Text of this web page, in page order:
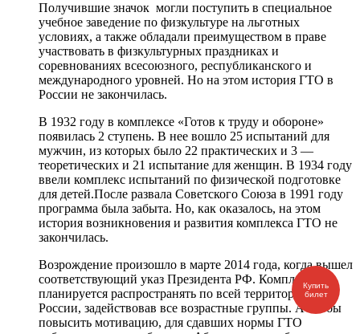
Получившие значок могли поступить в специальное
учебное заведение по физкультуре на льготных
условиях, а также обладали преимуществом в праве
участвовать в физкультурных праздниках и
соревнованиях всесоюзного, республиканского и
международного уровней. Но на этом история ГТО в
России не закончилась.
В 1932 году в комплексе «Готов к труду и обороне»
появилась 2 ступень. В нее вошло 25 испытаний для
мужчин, из которых было 22 практических и 3 —
теоретических и 21 испытание для женщин. В 1934 году
ввели комплекс испытаний по физической подготовке
для детей.После развала Советского Союза в 1991 году
программа была забыта. Но, как оказалось, на этом
история возникновения и развития комплекса ГТО не
закончилась.
Возрождение произошло в марте 2014 года, когда вышел
соответствующий указ Президента РФ. Комплекс
планируется распространять по всей территорий
России, задействовав все возрастные группы. А чтобы
повысить мотивацию, для сдавших нормы ГТО
Купить
билет